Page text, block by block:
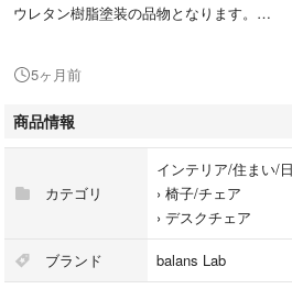
ウレタン樹脂塗装の品物となります。
旧型Rybo社製品のラッカー塗装より木部
またクッション生地も現行タイプのアム
保証書付・取扱説明書、六角レンチのみ
全体的に綺麗な状態だと思いますが、出
頂きましたので、詳細は写真をご参照くだ
また場所を取るため既にばらしてダンボ
5ヶ月前
商品情報
カテゴリ
インテリア/住まい/
› 椅子/チェア
› デスクチェア
ブランド balans Lab